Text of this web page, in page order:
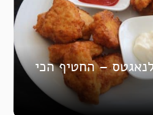
– החטיף הכי